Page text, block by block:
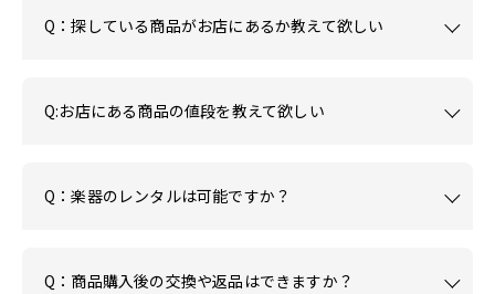
Q：探している商品がお店にあるか教えて欲しい
Q:お店にある商品の値段を教えて欲しい
Q：楽器のレンタルは可能ですか？
Q：商品購入後の交換や返品はできますか？